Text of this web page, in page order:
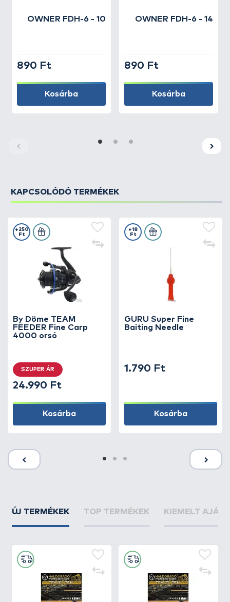
OWNER FDH-6 - 10
890 Ft
Kosárba
OWNER FDH-6 - 14
890 Ft
Kosárba
KAPCSOLÓDÓ TERMÉKEK
By Döme TEAM
FEEDER Fine Carp
4000 orsó
+250
Ft
SZUPER ÁR
24.990 Ft
Kosárba
GURU Super Fine
Baiting Needle
+18
Ft
1.790 Ft
Kosárba
ÚJ TERMÉKEK TOP TERMÉKEK KIEMELT